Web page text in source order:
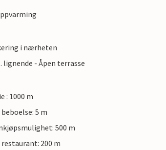
i nærheten
lignende - Åpen terrasse
: 1000 m
5 m
500 m
200 m